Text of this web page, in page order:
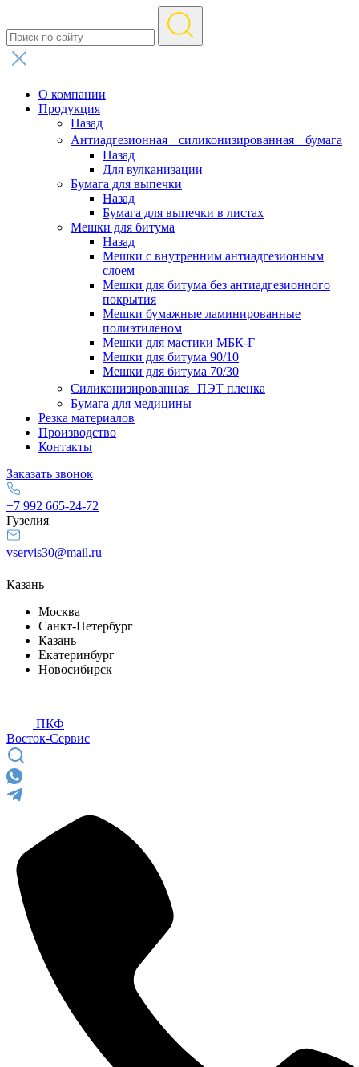
О компании
Продукция
Назад
Антиадгезионная силиконизированная бумага
Назад
Для вулканизации
Бумага для выпечки
Назад
Бумага для выпечки в листах
Мешки для битума
Назад
Мешки с внутренним антиадгезионным
слоем
Мешки для битума без антиадгезионного
покрытия
Мешки бумажные ламинированные
полиэтиленом
Мешки для мастики МБК-Г
Мешки для битума 90/10
Мешки для битума 70/30
Силиконизированная ПЭТ пленка
Бумага для медицины
Резка материалов
Производство
Контакты
Заказать звонок
+7 992 665-24-72
Гузелия
vservis30@mail.ru
Казань
Москва
Санкт-Петербург
Казань
Екатеринбург
Новосибирск
ПКФ
Восток-Сервис